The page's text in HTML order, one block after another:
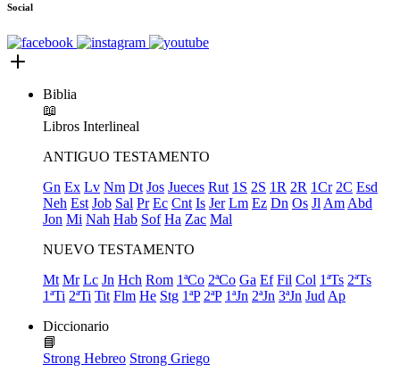
Social
Biblia
📖
Libros Interlineal
ANTIGUO TESTAMENTO
Gn Ex Lv Nm Dt Jos Jueces Rut 1S 2S 1R 2R 1Cr 2C Esd
Neh Est Job Sal Pr Ec Cnt Is Jer Lm Ez Dn Os Jl Am Abd
Jon Mi Nah Hab Sof Ha Zac Mal
NUEVO TESTAMENTO
Mt Mr Lc Jn Hch Rom 1ªCo 2ªCo Ga Ef Fil Col 1ªTs 2ªTs
1ªTi 2ªTi Tit Flm He Stg 1ªP 2ªP 1ªJn 2ªJn 3ªJn Jud Ap
Diccionario
📘
Strong Hebreo Strong Griego